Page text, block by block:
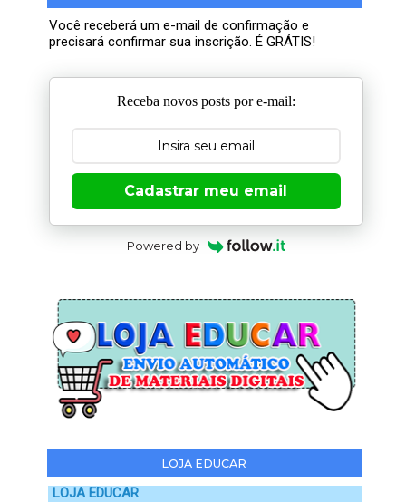
Você receberá um e-mail de confirmação e
precisará confirmar sua inscrição. É GRÁTIS!
Receba novos posts por e-mail:
Cadastrar meu email
Powered by
LOJA EDUCAR
LOJA EDUCAR